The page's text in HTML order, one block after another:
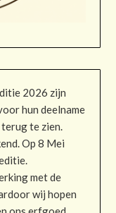
2026 zijn
hun deelname
te zien.
Op 8 Mei
met de
wij hopen